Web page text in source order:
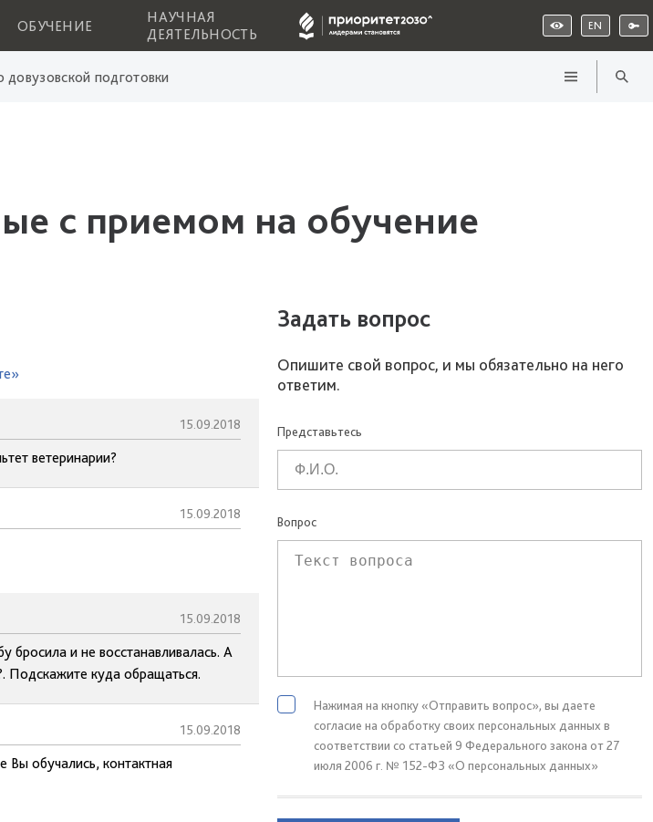
ОБУЧЕНИЕ
НАУЧНАЯ
ДЕЯТЕЛЬНОСТЬ
EN
довузовской подготовки
с приемом на обучение
15.09.2018
ветеринарии?
15.09.2018
15.09.2018
бросила и не восстанавливалась. А
Подскажите куда обращаться.
15.09.2018
Вы обучались, контактная
Задать вопрос
Опишите свой вопрос, и мы обязательно на него
ответим.
Представьтесь
Вопрос
Нажимая на кнопку «Отправить вопрос», вы даете
согласие на обработку своих персональных данных в
соответствии со статьей 9 Федерального закона от 27
июля 2006 г. № 152-ФЗ «О персональных данных»